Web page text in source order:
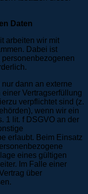
Daten
arbeiten wir mit
Dabei ist
dann an externe
Vertragserfüllung
verpflichtet sind (z.
wenn wir ein
1 lit. f DSGVO an der
erlaubt. Beim Einsatz
eines gültigen
Im Falle einer
über